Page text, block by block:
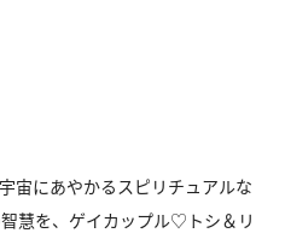
宙にあやかるスピリチュアルな
慧を、ゲイカップル♡トシ＆リ